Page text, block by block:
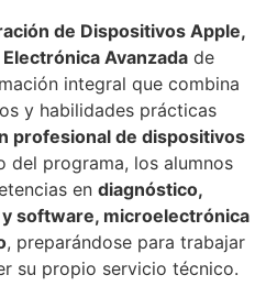
de Dispositivos Apple,
Avanzadade
integral que combina
y habilidades prácticas
profesional de dispositivos
del programa, los alumnos
en diagnóstico,
software, microelectrónica
, preparándose para trabajar
su propio servicio técnico.